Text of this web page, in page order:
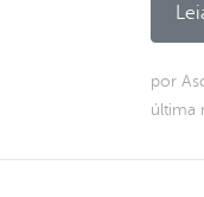
por
última